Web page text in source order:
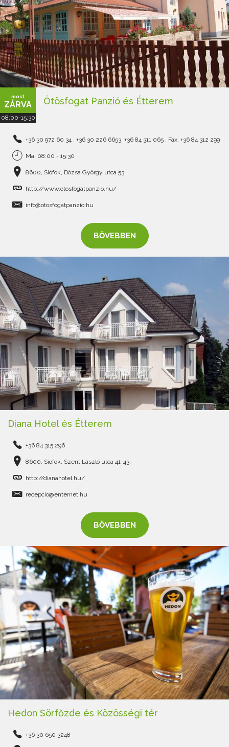
most
ZÁRVA
08:00-15:30
Ötösfogat Panzió és Étterem
+36 30 972 60 34 , +36 30 226 6653, +36 84 311 065 , Fax: +36 84 312 299
Ma: 08:00 - 15:30
8600, Siófok, Dózsa György utca 53.
http://www.otosfogatpanzio.hu/
info@otosfogatpanzio.hu
BŐVEBBEN
Diana Hotel és Étterem
+36 84 315 296
8600, Siófok, Szent László utca 41-43.
http://dianahotel.hu/
recepcio@enternet.hu
BŐVEBBEN
Hedon Sörfőzde és Közösségi tér
+36 30 650 3248